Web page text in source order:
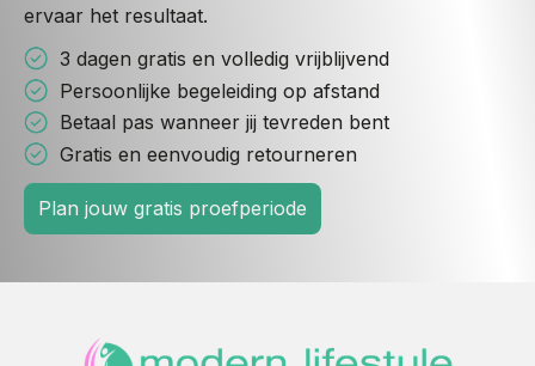
ervaar het resultaat.
3 dagen gratis en volledig vrijblijvend
Persoonlijke begeleiding op afstand
Betaal pas wanneer jij tevreden bent
Gratis en eenvoudig retourneren
Plan jouw gratis proefperiode